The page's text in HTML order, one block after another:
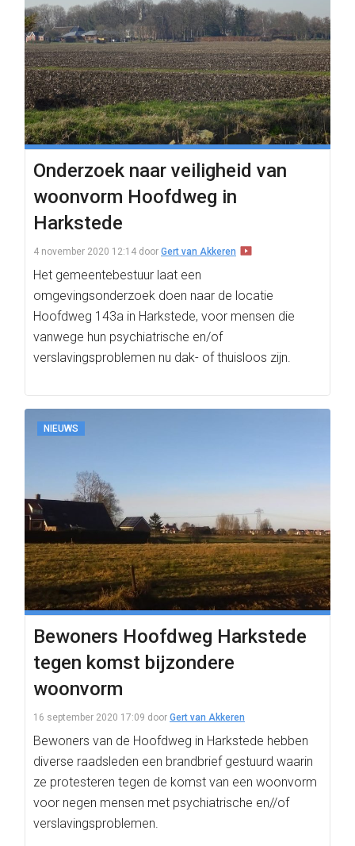
Onderzoek naar veiligheid van
woonvorm Hoofdweg in
Harkstede
4 november 2020 12:14 door Gert van Akkeren
Het gemeentebestuur laat een
omgevingsonderzoek doen naar de locatie
Hoofdweg 143a in Harkstede, voor mensen die
vanwege hun psychiatrische en/of
verslavingsproblemen nu dak- of thuisloos zijn.
NIEUWS
Bewoners Hoofdweg Harkstede
tegen komst bijzondere
woonvorm
16 september 2020 17:09 door Gert van Akkeren
Bewoners van de Hoofdweg in Harkstede hebben
diverse raadsleden een brandbrief gestuurd waarin
ze protesteren tegen de komst van een woonvorm
voor negen mensen met psychiatrische en//of
verslavingsproblemen.